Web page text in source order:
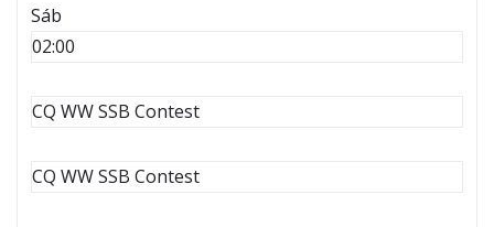
Sáb
02:00
CQ WW SSB Contest
CQ WW SSB Contest